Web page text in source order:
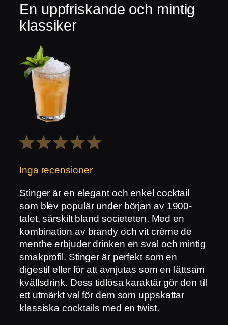
En uppfriskande och mintig
klassiker
5
4
Stjärnor
3
Stjärnor
2
Stjärnor
1
Stjärna
Inga recensioner
Stinger är en elegant och enkel cocktail
som blev populär under början av 1900-
talet, särskilt bland societeten. Med en
kombination av brandy och vit crème de
menthe erbjuder drinken en sval och mintig
smakprofil. Stinger är perfekt som en
digestif eller för att avnjutas som en lättsam
kvällsdrink. Dess tidlösa karaktär gör den till
ett utmärkt val för dem som uppskattar
klassiska cocktails med en twist.